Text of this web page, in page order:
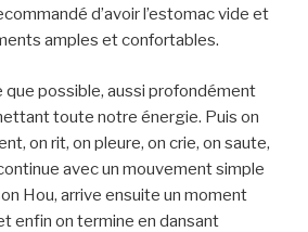
d’avoir l’estomac vide et
amples et confortables.
que possible, aussi profondément
toute notre énergie. Puis on
on rit, on pleure, on crie, on saute,
avec un mouvement simple
Hou, arrive ensuite un moment
enfin on termine en dansant